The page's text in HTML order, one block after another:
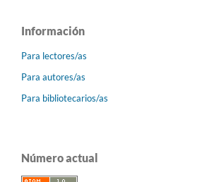
Información
Para lectores/as
Para autores/as
Para bibliotecarios/as
Número actual